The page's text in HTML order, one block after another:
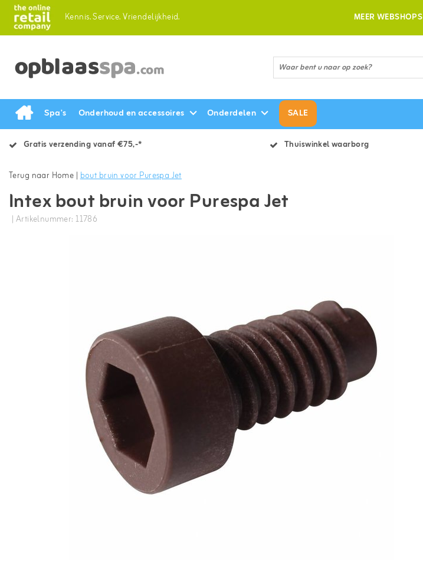
Kennis.Service.Vriendelijkheid. MEER WEBSHOPS
Spa's Onderhoud en accessoires Onderdelen SALE
Gratis verzending vanaf €75,-* Thuiswinkel waarborg
Terug naar Home |bout bruin voor Purespa Jet
Intex bout bruin voor Purespa Jet
| Artikelnummer: 11786